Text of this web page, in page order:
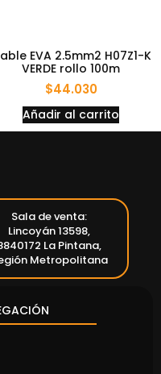
EVA 2.5mm2 H07Z1-K
VERDE rollo 100m
$44.030
Añadir al carrito
Sala de venta:
Lincoyán 13598,
La Pintana,
Metropolitana